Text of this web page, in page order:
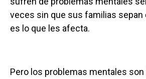
veces sin que sus familias sepan
es lo que les afecta.
Pero los problemas mentales son